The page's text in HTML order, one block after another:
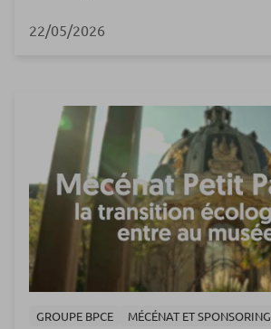
22/05/2026
GROUPE BPCE MÉCÉNAT ET SPONSORING